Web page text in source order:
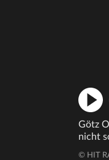
Götz
nicht
© HIT